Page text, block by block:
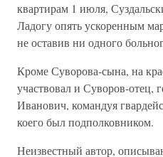
квартирам 1 июля,
Ладогу опять ускоренным
не оставив ни одного
Кроме Суворова-сына, на
участвовал и Суворов-отец,
Иванович, командуя
коего был подполковником.
Неизвестный автор,